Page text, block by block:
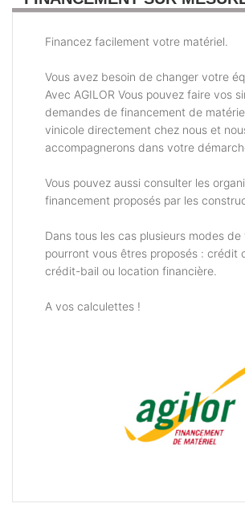
Financez facilement votre matériel.
Vous avez besoin de changer votre
Avec AGILOR Vous pouvez faire vos
demandes de financement de
vinicole directement chez nous et
accompagnerons dans votre
Vous pouvez aussi consulter les
financement proposés par les
Dans tous les cas plusieurs modes
pourront vous êtres proposés : crédit
crédit-bail ou location financière.
A vos calculettes !